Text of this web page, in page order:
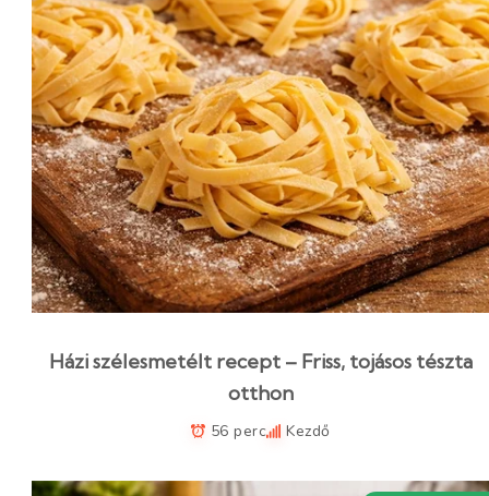
Házi szélesmetélt recept – Friss, tojásos tészta
otthon
56 perc Kezdő